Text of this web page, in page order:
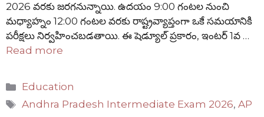
2026 వరకు జరగనున్నాయి. ఉదయం 9:00 గంటల నుంచి
మధ్యాహ్నం 12:00 గంటల వరకు రాష్ట్రవ్యాప్తంగా ఒకే సమయానికి
పరీక్షలు నిర్వహించబడతాయి. ఈ షెడ్యూల్ ప్రకారం, ఇంటర్ 1వ …
Read more
Categories
Education
Tags
Andhra Pradesh Intermediate Exam 2026,AP